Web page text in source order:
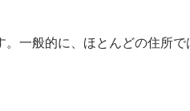
一般的に、ほとんどの住所で